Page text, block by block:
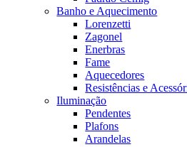
Banho e Aquecimento
Lorenzetti
Zagonel
Enerbras
Fame
Aquecedores
Resistências e
Iluminação
Pendentes
Plafons
Arandelas